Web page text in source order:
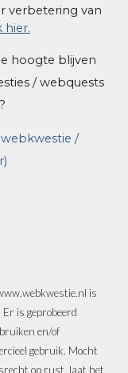
verbetering van
hier.
hoogte blijven
/ webquests
/
is
is geprobeerd
en/of
gebruik. Mocht
op rust, laat het